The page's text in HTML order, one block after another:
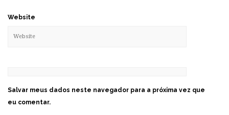
Website
Salvar meus dados neste navegador para a próxima vez que
eu comentar.